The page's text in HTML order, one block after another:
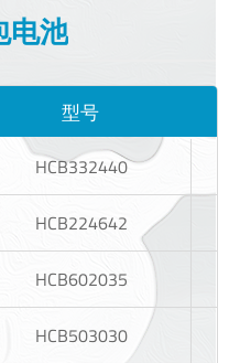
电池
型号
HCB332440
HCB224642
HCB602035
HCB503030